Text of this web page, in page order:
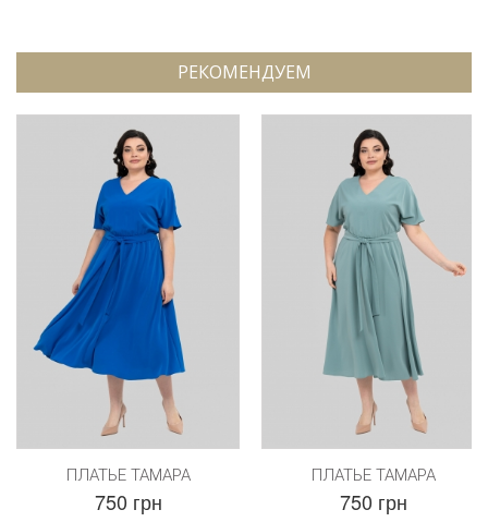
РЕКОМЕНДУЕМ
ПЛАТЬЕ ТАМАРА
750 грн
ПЛАТЬЕ ТАМАРА
750 грн